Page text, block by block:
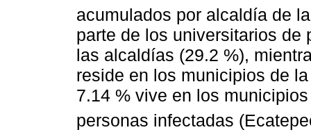
acumulados por alcaldía de
parte de los universitarios de
las alcaldías (29.2 %),
reside en los municipios de
7.14 % vive en los
personas infectadas